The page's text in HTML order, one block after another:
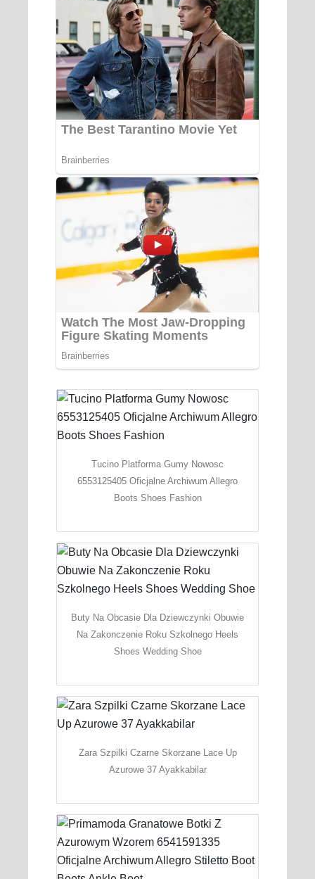
Tucino Platforma Gumy Nowosc
6553125405 Oficjalne Archiwum Allegro
Boots Shoes Fashion
Buty Na Obcasie Dla Dziewczynki Obuwie
Na Zakonczenie Roku Szkolnego Heels
Shoes Wedding Shoe
Zara Szpilki Czarne Skorzane Lace Up
Azurowe 37 Ayakkabilar